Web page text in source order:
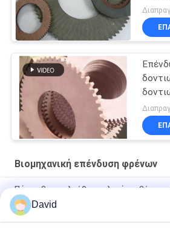
Βιομηχανική επένδυση φρένων
Πάχος 3mm ελεύθερα υλικά τριβής
Βιομηχανική επένδυση φρένων
μηχανών Τύπου δύναμης
David